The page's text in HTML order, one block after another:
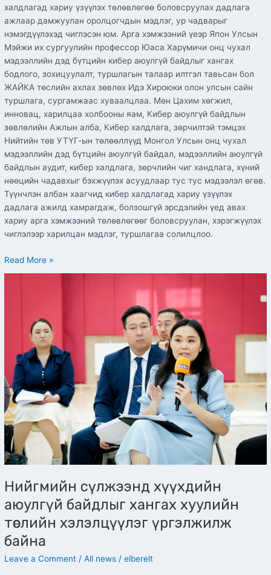
халдлагад хариу үзүүлэх төлөвлөгөө боловсруулах дадлага
ажлаар дамжуулан оролцогчдын мэдлэг, ур чадварыг
нэмэгдүүлэхэд чиглэсэн юм. Арга хэмжээний үеэр Япон Улсын
Мэйжи их сургуулийн профессор Юаса Харүмичи онц чухал
мэдээллийн дэд бүтцийн кибер аюулгүй байдлыг хангах
бодлого, зохицуулалт, туршлагын талаар илтгэл тавьсан бол
ЖАЙКА төслийн ахлах зөвлөх Идэ Хироюки олон улсын сайн
туршлага, сургамжаас хуваалцлаа. Мөн Цахим хөгжил,
инновац, харилцаа холбооны яам, Кибер аюулгүй байдлын
зөвлөлийн Ажлын алба, Кибер халдлага, зөрчилтэй тэмцэх
Нийтийн төв УТҮГ-ын төлөөллүүд Монгол Улсын онц чухал
мэдээллийн дэд бүтцийн аюулгүй байдал, мэдээллийн аюулгүй
байдлын аудит, кибер халдлага, зөрчлийн чиг хандлага, хүний
нөөцийн чадавхыг бэхжүүлэх асуудлаар тус тус мэдээлэл өгөв.
Түүнчлэн албан хаагчид кибер халдлагад хариу үзүүлэх
дадлага ажилд хамрагдаж, болзошгүй эрсдэлийн үед авах
хариу арга хэмжээний төлөвлөгөөг боловсруулан, хэрэгжүүлэх
чиглэлээр харилцан мэдлэг, туршлагаа солилцлоо.
Read More »
Нийгмийн сүлжээнд хүүхдийн
аюулгүй байдлыг хангах хуулийн
төслийн хэлэлцүүлэг үргэлжилж
байна
Leave a Comment /All news /elberelt
аюулгүй
байдлыг
хуулийн
төслийн
хэлэлцүүлэг
үргэлжилж
байна